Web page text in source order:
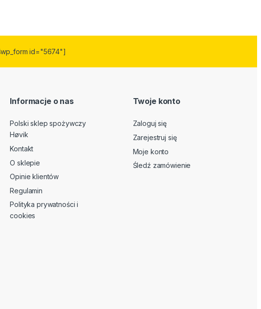
id="5674"]
Informacje o nas
Polski sklep spożywczy
Høvik
Kontakt
O sklepie
Opinie klientów
Regulamin
Polityka prywatności i
cookies
Twoje konto
Zaloguj się
Zarejestruj się
Moje konto
Śledź zamówienie